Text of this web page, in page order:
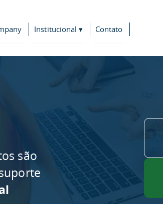
Institucional ▾ Contato
são